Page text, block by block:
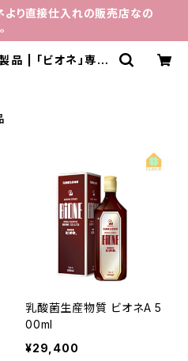
り直接仕入れの販売店なの
品 | 「ビオネ」専門
乳酸菌生産物質 ビオネA 5
00ml
¥29,400